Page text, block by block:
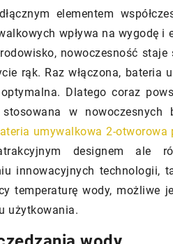
elementem
wpływa na wygodę i
nowoczesność
rąk. Raz włączona, bateria
Dlatego coraz
w
umywalkowa 2-otworowa
designem ale
innowacyjnych technologii,
temperaturę wody, możliwe
użytkowania.
które łączą
z estetyką. Dowiedz
materiały i
wpływają na trendy w
łazienek.